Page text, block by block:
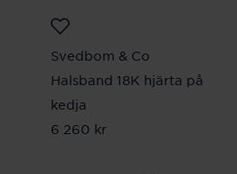
Svedbom & Co
Halsband 18K hjärta på
kedja
Pris:6 260 kr
6 260 kr